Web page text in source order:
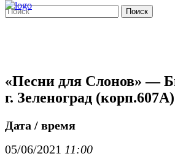
Поиск
«Песни для Слонов» —
г. Зеленоград (корп.607А)
Дата / время
05/06/2021 11:00